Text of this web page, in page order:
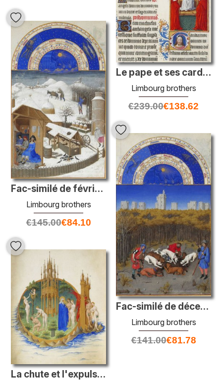
Le pape et ses cardinaux
Limbourg brothers
€239.00€138.62
Fac-similé de février: scène de la cour de la ferme avec paysans
Limbourg brothers
€145.00€84.10
Fac-similé de décembre: Chasse Wild Boar
Limbourg brothers
€141.00€81.78
La chute et l'expulsion du paradis